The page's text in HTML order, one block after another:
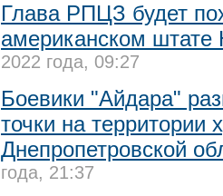
Глава РПЦЗ будет
американском
2022 года, 09:27
Боевики "Айдара"
точки на территории
Днепропетровской
года, 21:37